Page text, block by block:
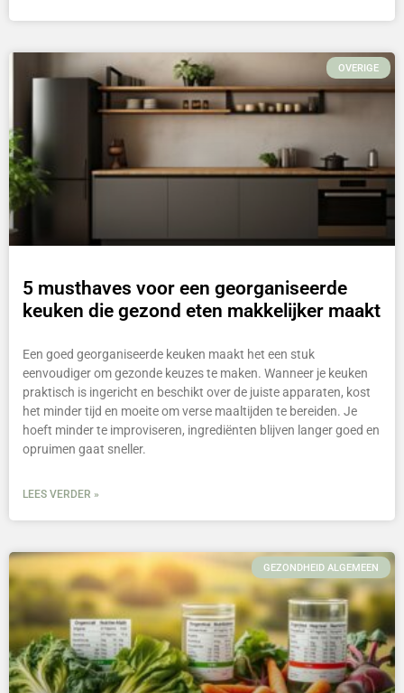
OVERIGE
5 musthaves voor een georganiseerde
keuken die gezond eten makkelijker maakt
Een goed georganiseerde keuken maakt het een stuk
eenvoudiger om gezonde keuzes te maken. Wanneer je keuken
praktisch is ingericht en beschikt over de juiste apparaten, kost
het minder tijd en moeite om verse maaltijden te bereiden. Je
hoeft minder te improviseren, ingrediënten blijven langer goed en
opruimen gaat sneller.
LEES VERDER »
GEZONDHEID ALGEMEEN